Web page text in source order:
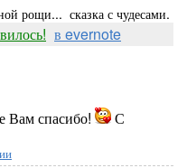
рощи... сказка с чудесами.
в evernote
Вам спасибо!
С